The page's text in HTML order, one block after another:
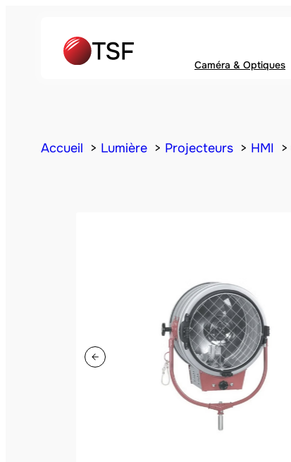
Caméra & Optiques
Accueil Lumière Projecteurs HMI